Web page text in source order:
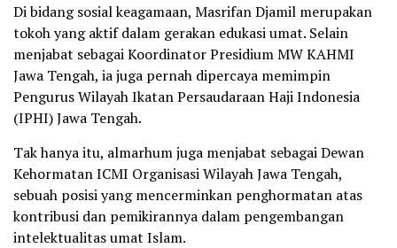
Di bidang sosial keagamaan, Masrifan Djamil merupakan
tokoh yang aktif dalam gerakan edukasi umat. Selain
menjabat sebagai Koordinator Presidium MW KAHMI
Jawa Tengah, ia juga pernah dipercaya memimpin
Pengurus Wilayah Ikatan Persaudaraan Haji Indonesia
(IPHI) Jawa Tengah.
Tak hanya itu, almarhum juga menjabat sebagai Dewan
Kehormatan ICMI Organisasi Wilayah Jawa Tengah,
sebuah posisi yang mencerminkan penghormatan atas
kontribusi dan pemikirannya dalam pengembangan
intelektualitas umat Islam.